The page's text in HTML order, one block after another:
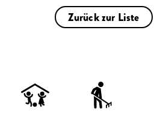
Zurück zur Liste